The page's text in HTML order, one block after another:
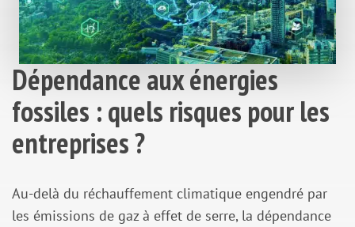
Dépendance aux énergies
fossiles : quels risques pour les
entreprises ?
Au-delà du réchauffement climatique engendré par
les émissions de gaz à effet de serre, la dépendance